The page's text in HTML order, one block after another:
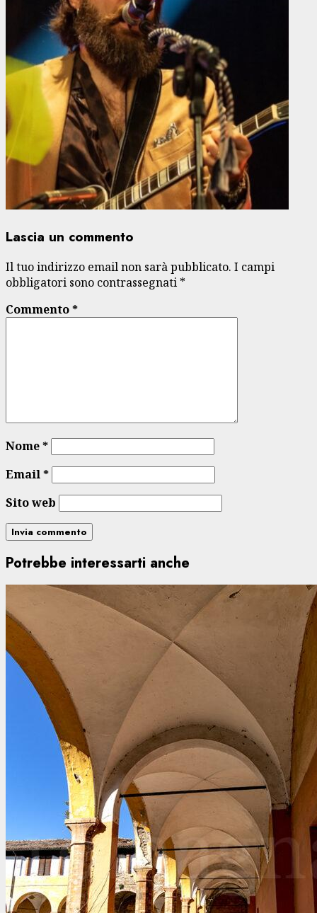
Lascia un commento
Il tuo indirizzo email non sarà pubblicato. I campi
obbligatori sono contrassegnati *
Commento*
Nome*
Email*
Sito web
Potrebbe interessarti anche